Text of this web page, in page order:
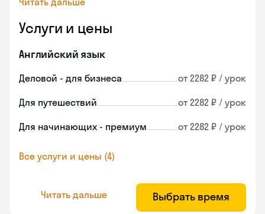
Услуги и цены
Английский язык
Деловой - для бизнеса от 2282 ₽ / урок
Для путешествий от 2282 ₽ / урок
Для начинающих - премиум от 2282 ₽ / урок
Все услуги и цены (4)
Читать дальше Выбрать время